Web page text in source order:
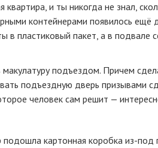
квартира, и ты никогда не знал,
контейнерами появилось ещё
в пластиковый пакет, а в подвале
подъездом. Причем
подъездную дверь призывами
человек сам решит —
подошла картонная коробкаиз-под